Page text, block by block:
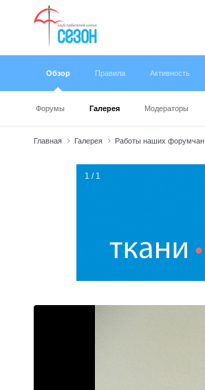
Обзор
Форумы Галерея Модераторы
Правила Активность
Главная Галерея Работы наших форумчан
1 / 1